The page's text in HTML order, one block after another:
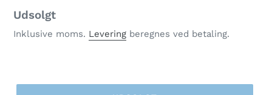
Normalpris
Udsolgt
Inklusive moms. Levering beregnes ved betaling.